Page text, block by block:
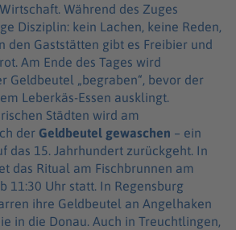
Während des Zuges
Disziplin: kein Lachen, keine Reden,
den Gaststätten gibt es Freibier und
Am Ende des Tages wird
Geldbeutel „begraben“, bevor der
Leberkäs-Essen ausklingt.
Städten wird am
der Geldbeutel gewaschen – ein
das 15. Jahrhundert zurückgeht. In
das Ritual am Fischbrunnen am
11:30 Uhr statt. In Regensburg
ihre Geldbeutel an Angelhaken
in die Donau. Auch in Treuchtlingen,